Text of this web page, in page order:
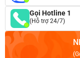
Gọi Hotline 1
(Hỗ trợ 24/7)